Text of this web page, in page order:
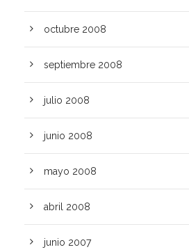
octubre 2008
septiembre 2008
julio 2008
junio 2008
mayo 2008
abril 2008
junio 2007